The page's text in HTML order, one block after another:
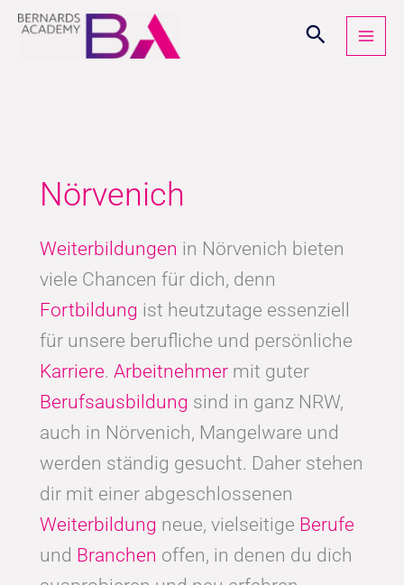
Zum
Inhalt
Nörvenich
Weiterbildungen in Nörvenich bieten
viele Chancen für dich, denn
Fortbildung ist heutzutage essenziell
für unsere berufliche und persönliche
Karriere. Arbeitnehmer mit guter
Berufsausbildung sind in ganz NRW,
auch in Nörvenich, Mangelware und
werden ständig gesucht. Daher stehen
dir mit einer abgeschlossenen
Weiterbildung neue, vielseitige Berufe
und Branchen offen, in denen du dich